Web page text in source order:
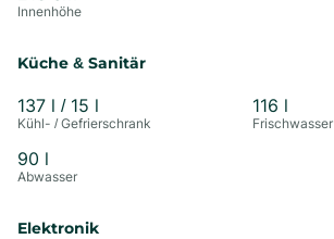
Innenhöhe
Küche & Sanitär
137 l / 15 l
Kühl- / Gefrierschrank
116 l
Frischwasser
90 l
Abwasser
Elektronik